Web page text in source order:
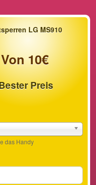
LG MS910
Von 10€
Preis
das Handy